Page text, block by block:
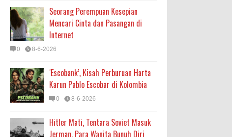
Seorang Perempuan Kesepian
Mencari Cinta dan Pasangan di
Internet
0 8-6-2026
‘Escobank’, Kisah Perburuan Harta
Karun Pablo Escobar di Kolombia
0 8-6-2026
Hitler Mati, Tentara Soviet Masuk
Jerman, Para Wanita Bunuh Diri